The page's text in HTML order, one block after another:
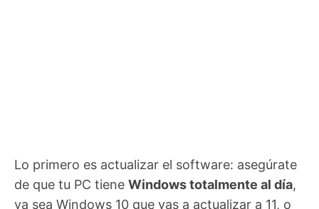
Lo primero es actualizar el software: asegúrate
de que tu PC tiene Windows totalmente al día,
ya sea Windows 10 que vas a actualizar a 11, o